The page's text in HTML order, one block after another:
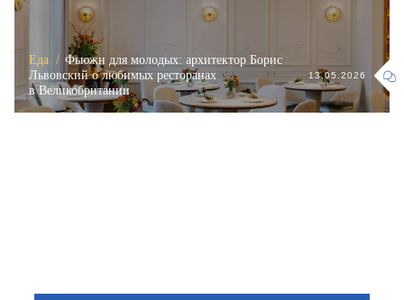
Еда / Фьюжн для молодых: архитектор Борис
Львовский о любимых ресторанах
в Великобритании
13.05.2026